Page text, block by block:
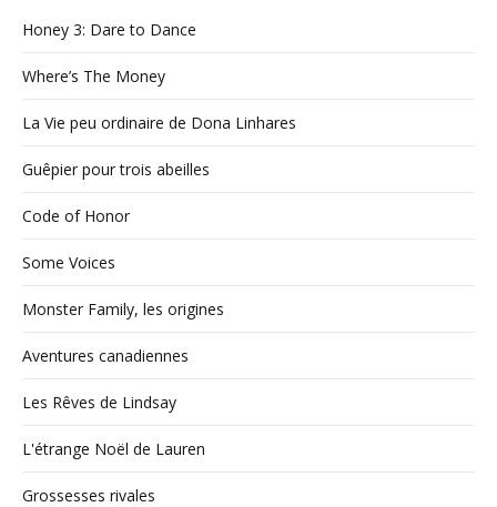
Honey 3: Dare to Dance
Where’s The Money
La Vie peu ordinaire de Dona Linhares
Guêpier pour trois abeilles
Code of Honor
Some Voices
Monster Family, les origines
Aventures canadiennes
Les Rêves de Lindsay
L'étrange Noël de Lauren
Grossesses rivales